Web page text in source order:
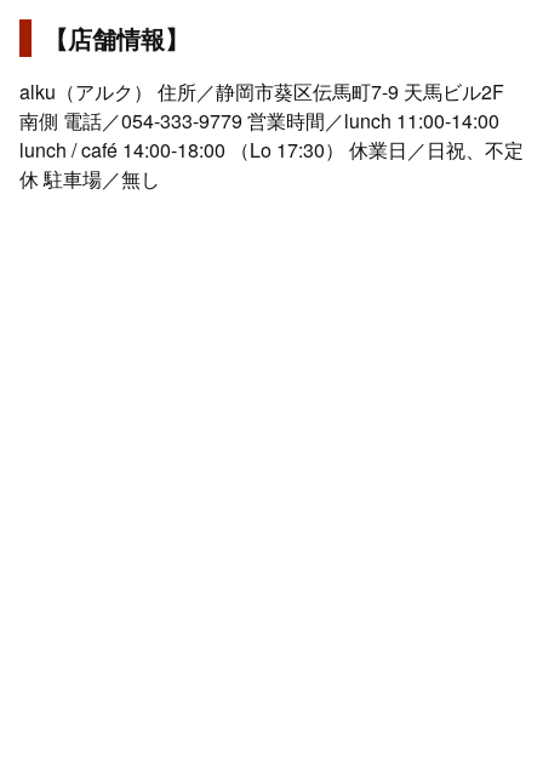
【店舗情報】
alku（アルク） 住所／静岡市葵区伝馬町7-9 天馬ビル2F
南側 電話／054-333-9779 営業時間／lunch 11:00-14:00
lunch / café 14:00-18:00 （Lo 17:30） 休業日／日祝、不定
休 駐車場／無し